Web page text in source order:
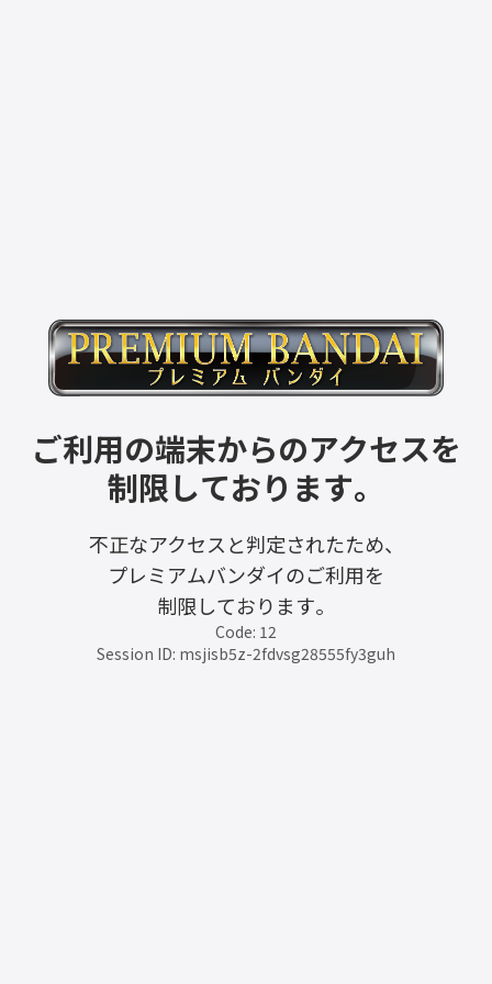
ご利用の端末からのアクセスを
制限しております。
不正なアクセスと判定されたため、
プレミアムバンダイのご利用を
制限しております。
Code: 12
Session ID: msjisb5z-2fdvsg28555fy3guh